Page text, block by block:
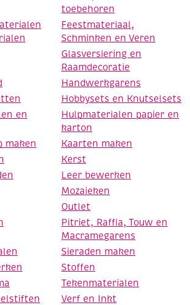
toebehoren
Feestmateriaal,
Schminken en Veren
Glasversiering en
Raamdecoratie
Handwerkgarens
Hobbysets en Knutselsets
en
Hulpmaterialen papier en
karton
maken
Kaarten maken
Kerst
Leer bewerken
Mozaieken
Outlet
Pitriet, Raffia, Touw en
Macramegarens
Sieraden maken
Stoffen
Tekenmaterialen
Verf en Inkt